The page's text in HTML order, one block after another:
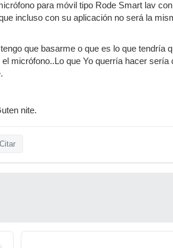
para móvil tipo Rode Smart lav
incluso con su aplicación no será la
que basarme o que es lo que
micrófono..Lo que Yo querría hacer
nite.
Citar